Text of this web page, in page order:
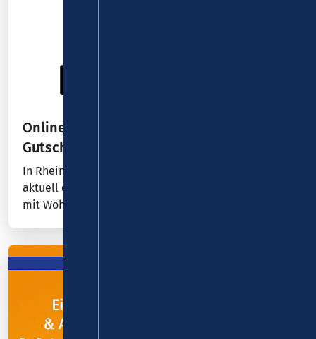
Online-Umfrage: Fragen beantworten und
Gutscheine gewinnen!
In Rheinland-Pfalz und Baden-Württemberg findet
aktuell eine Online-Befragung der D-Ticket-Kunden
mit Wohnsitz in den beiden Bundesländern statt.